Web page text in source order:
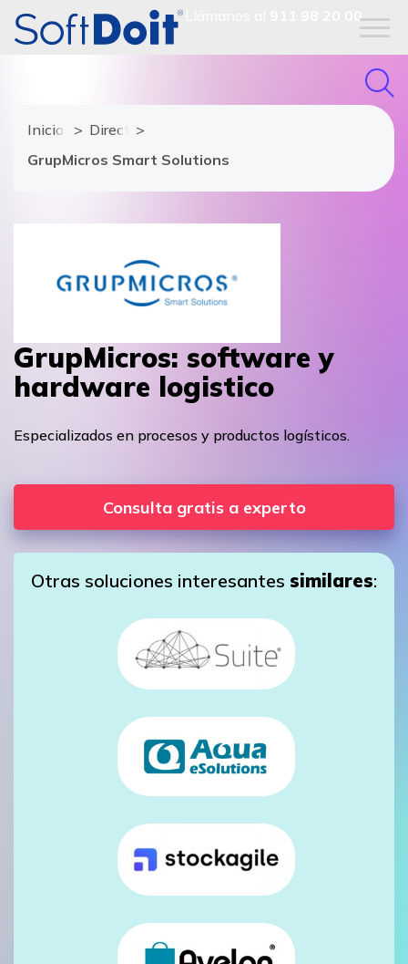
911 98 20 00
Inicio
Directorio de proveedores
GrupMicros Smart Solutions
GrupMicros: software y
hardware logistico
Especializados en procesos y productos logísticos.
Consulta gratis a experto
Otras soluciones interesantes similares: